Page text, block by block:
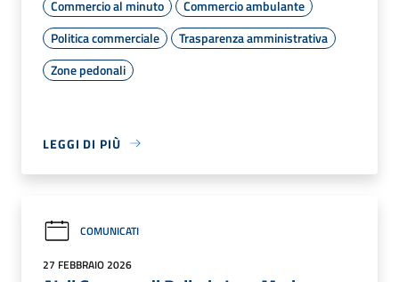
Commercio al minuto
Commercio ambulante
Politica commerciale
Trasparenza amministrativa
Zone pedonali
LEGGI DI PIÙ
COMUNICATI
27 FEBBRAIO 2026